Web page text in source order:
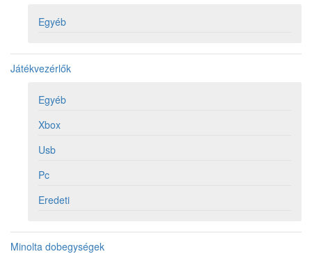
Egyéb
Játékvezérlők
Egyéb
Xbox
Usb
Pc
Eredeti
Minolta dobegységek